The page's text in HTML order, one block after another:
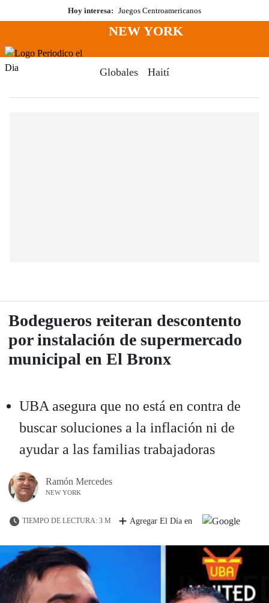
al
Hoy interesa: Juegos Centroamericanos
Menú
NEW YORK
Globales Haití
Bodegueros reiteran descontento
por instalación de supermercado
municipal en El Bronx
UBA asegura que no está en contra de
buscar soluciones a la inflación ni de
ayudar a las familias trabajadoras
Ramón Mercedes
NEW YORK
TIEMPO DE LECTURA: 3 M Agregar El Día en